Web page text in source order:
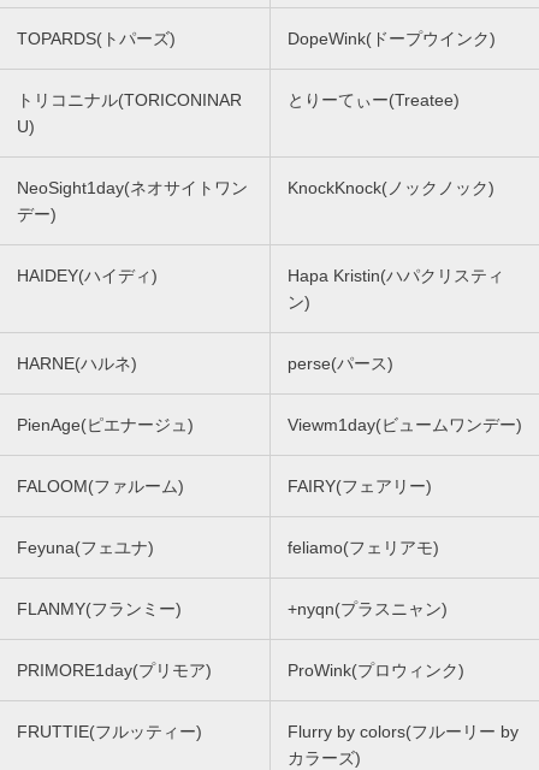
TOPARDS(トパーズ) DopeWink(ドープウインク)
トリコニナル(TORICONINAR
U)
とりーてぃー(Treatee)
NeoSight1day(ネオサイトワン
デー)
KnockKnock(ノックノック)
HAIDEY(ハイディ)
Hapa Kristin(ハパクリスティ
ン)
HARNE(ハルネ) perse(パース)
PienAge(ピエナージュ) Viewm1day(ビュームワンデー)
FALOOM(ファルーム) FAIRY(フェアリー)
Feyuna(フェユナ) feliamo(フェリアモ)
FLANMY(フランミー) +nyqn(プラスニャン)
PRIMORE1day(プリモア) ProWink(プロウィンク)
FRUTTIE(フルッティー)
Flurry by colors(フルーリー by
カラーズ)